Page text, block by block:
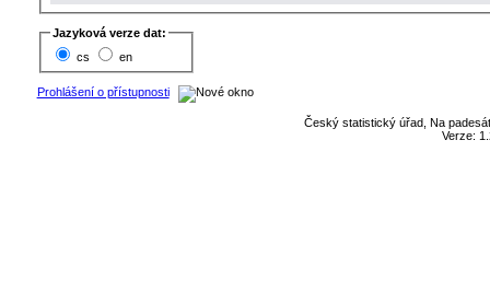
Jazyková verze dat:
cs
en
Prohlášení o přístupnosti
Český statistický úřad, Na
Verze: